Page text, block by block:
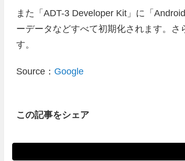
また「ADT-3 Developer Kit」に「
ーデータなどすべて初期化されます。
す。
Source： Google
この記事をシェア